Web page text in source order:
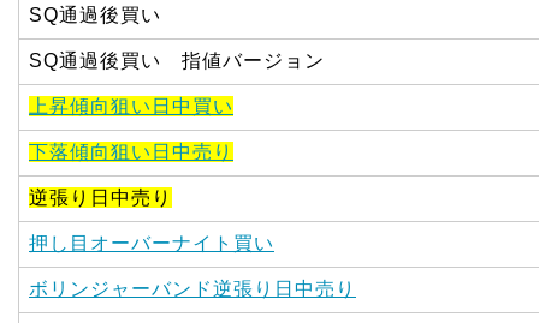
SQ通過後買い
SQ通過後買い 指値バージョン
上昇傾向狙い日中買い
下落傾向狙い日中売り
逆張り日中売り
押し目オーバーナイト買い
ボリンジャーバンド逆張り日中売り